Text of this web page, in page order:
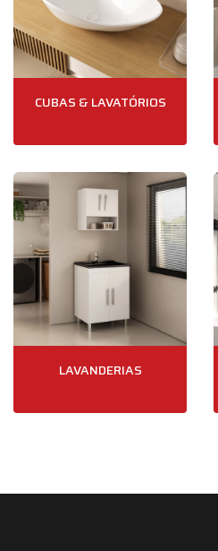
CUBAS & LAVATÓRIOS
LAVANDERIAS